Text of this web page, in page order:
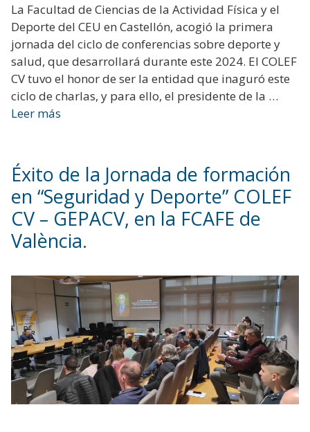
La Facultad de Ciencias de la Actividad Física y el
Deporte del CEU en Castellón, acogió la primera
jornada del ciclo de conferencias sobre deporte y
salud, que desarrollará durante este 2024. El COLEF
CV tuvo el honor de ser la entidad que inaguró este
ciclo de charlas, y para ello, el presidente de la …
Leer más
Éxito de la Jornada de formación
en “Seguridad y Deporte” COLEF
CV – GEPACV, en la FCAFE de
València.